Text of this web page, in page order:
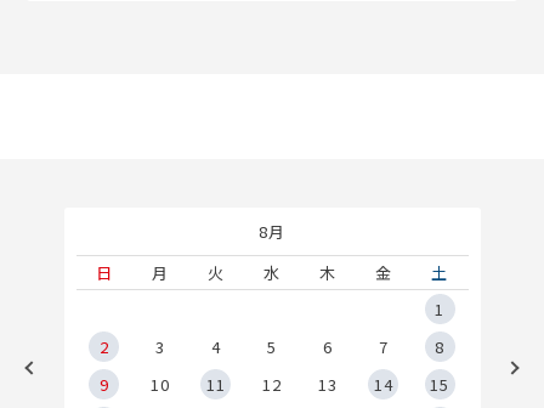
8月
日
月 火 水 木 金
土
1
2
3 4 5 6 7
8
9
10 11 12 13 14
15